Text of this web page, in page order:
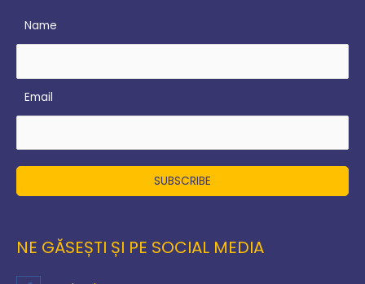
Name
Email
NE GĂSEȘTI ȘI PE SOCIAL MEDIA